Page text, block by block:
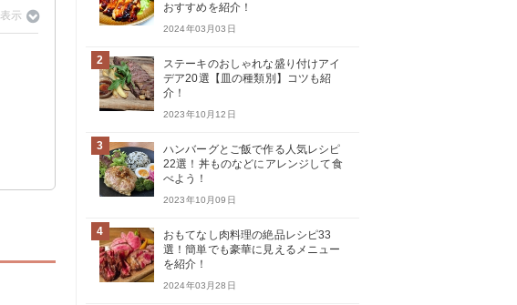
おすすめを紹介！
2024年03月03日
2
ステーキのおしゃれな盛り付けアイ
デア20選【皿の種類別】コツも紹
介！
2023年10月12日
3
ハンバーグとご飯で作る人気レシピ
22選！丼ものなどにアレンジして食
べよう！
2023年10月09日
4
おもてなし肉料理の絶品レシピ33
選！簡単でも豪華に見えるメニュー
を紹介！
2024年03月28日